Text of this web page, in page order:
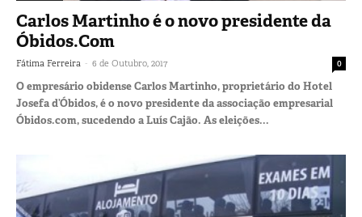
Carlos Martinho é o novo presidente da
Óbidos.Com
Fátima Ferreira - 6 de Outubro, 2017 0
O empresário obidense Carlos Martinho, proprietário do Hotel
Josefa d’Óbidos, é o novo presidente da associação empresarial
Óbidos.com, sucedendo a Luís Cajão. As eleições...